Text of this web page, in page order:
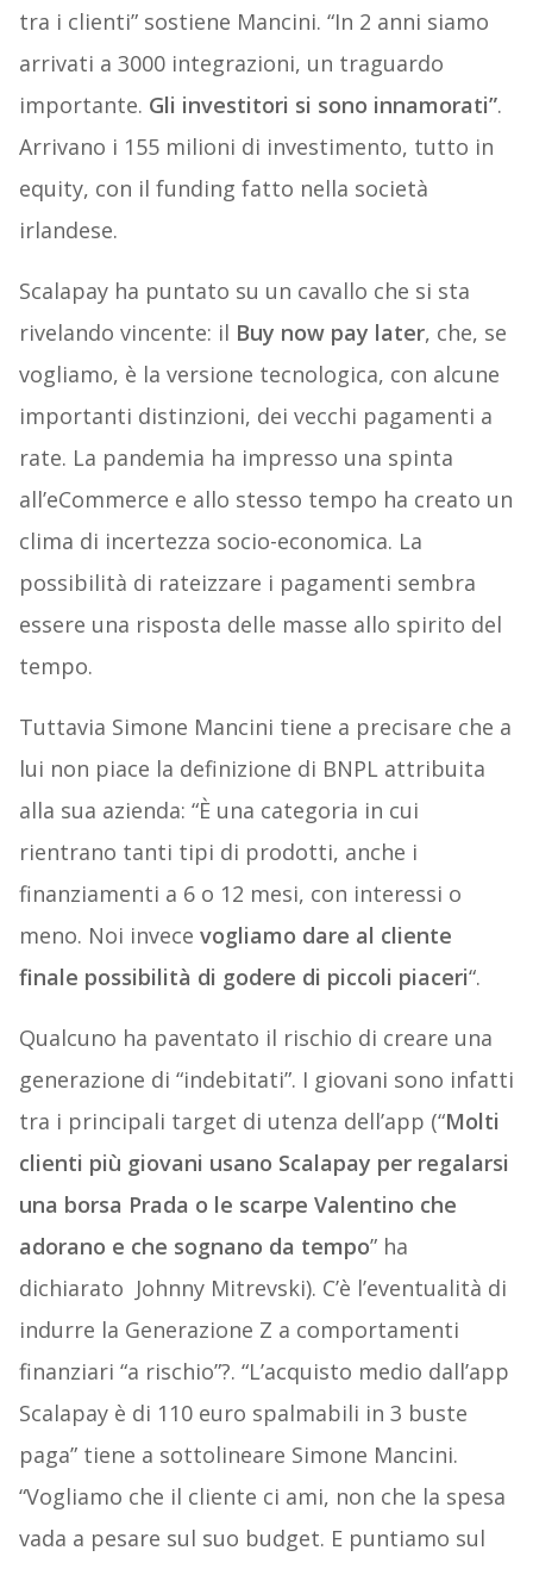
tra i clienti” sostiene Mancini. “In 2 anni siamo
arrivati a 3000 integrazioni, un traguardo
importante. Gli investitori si sono innamorati”.
Arrivano i 155 milioni di investimento, tutto in
equity, con il funding fatto nella società
irlandese.
Scalapay ha puntato su un cavallo che si sta
rivelando vincente: il Buy now pay later, che, se
vogliamo, è la versione tecnologica, con alcune
importanti distinzioni, dei vecchi pagamenti a
rate. La pandemia ha impresso una spinta
all’eCommerce e allo stesso tempo ha creato un
clima di incertezza socio-economica. La
possibilità di rateizzare i pagamenti sembra
essere una risposta delle masse allo spirito del
tempo.
Tuttavia Simone Mancini tiene a precisare che a
lui non piace la definizione di BNPL attribuita
alla sua azienda: “È una categoria in cui
rientrano tanti tipi di prodotti, anche i
finanziamenti a 6 o 12 mesi, con interessi o
meno. Noi invece vogliamo dare al cliente
finale possibilità di godere di piccoli piaceri“.
Qualcuno ha paventato il rischio di creare una
generazione di “indebitati”. I giovani sono infatti
tra i principali target di utenza dell’app (“Molti
clienti più giovani usano Scalapay per regalarsi
una borsa Prada o le scarpe Valentino che
adorano e che sognano da tempo” ha
dichiarato Johnny Mitrevski). C’è l’eventualità di
indurre la Generazione Z a comportamenti
finanziari “a rischio”?. “L’acquisto medio dall’app
Scalapay è di 110 euro spalmabili in 3 buste
paga” tiene a sottolineare Simone Mancini.
“Vogliamo che il cliente ci ami, non che la spesa
vada a pesare sul suo budget. E puntiamo sul